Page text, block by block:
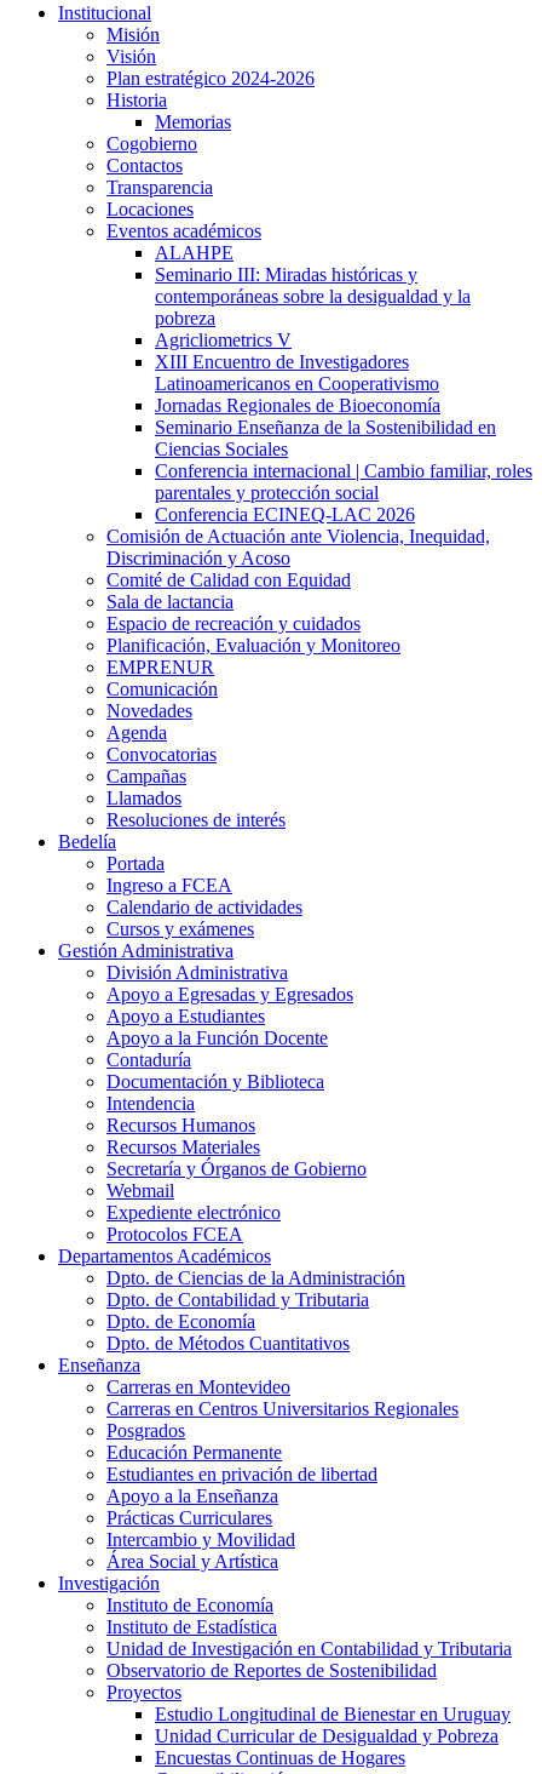
Institucional
Misión
Visión
Plan estratégico 2024-2026
Historia
Memorias
Cogobierno
Contactos
Transparencia
Locaciones
Eventos académicos
ALAHPE
Seminario III: Miradas históricas y
contemporáneas sobre la desigualdad y la
pobreza
Agricliometrics V
XIII Encuentro de Investigadores
Latinoamericanos en Cooperativismo
Jornadas Regionales de Bioeconomía
Seminario Enseñanza de la Sostenibilidad en
Ciencias Sociales
Conferencia internacional | Cambio familiar, roles
parentales y protección social
Conferencia ECINEQ-LAC 2026
Comisión de Actuación ante Violencia, Inequidad,
Discriminación y Acoso
Comité de Calidad con Equidad
Sala de lactancia
Espacio de recreación y cuidados
Planificación, Evaluación y Monitoreo
EMPRENUR
Comunicación
Novedades
Agenda
Convocatorias
Campañas
Llamados
Resoluciones de interés
Bedelía
Portada
Ingreso a FCEA
Calendario de actividades
Cursos y exámenes
Gestión Administrativa
División Administrativa
Apoyo a Egresadas y Egresados
Apoyo a Estudiantes
Apoyo a la Función Docente
Contaduría
Documentación y Biblioteca
Intendencia
Recursos Humanos
Recursos Materiales
Secretaría y Órganos de Gobierno
Webmail
Expediente electrónico
Protocolos FCEA
Departamentos Académicos
Dpto. de Ciencias de la Administración
Dpto. de Contabilidad y Tributaria
Dpto. de Economía
Dpto. de Métodos Cuantitativos
Enseñanza
Carreras en Montevideo
Carreras en Centros Universitarios Regionales
Posgrados
Educación Permanente
Estudiantes en privación de libertad
Apoyo a la Enseñanza
Prácticas Curriculares
Intercambio y Movilidad
Área Social y Artística
Investigación
Instituto de Economía
Instituto de Estadística
Unidad de Investigación en Contabilidad y Tributaria
Observatorio de Reportes de Sostenibilidad
Proyectos
Estudio Longitudinal de Bienestar en Uruguay
Unidad Curricular de Desigualdad y Pobreza
Encuestas Continuas de Hogares